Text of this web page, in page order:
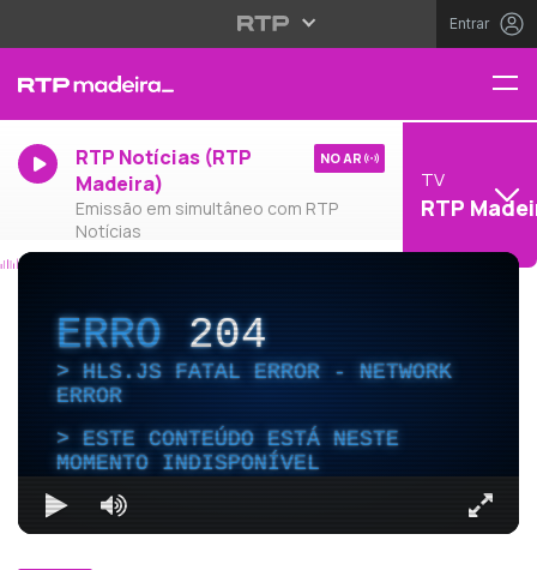
Entrar
RTP Notícias (RTP
Madeira)
Emissão em simultâneo com RTP
Notícias
NO AR
TV
RTP
ERRO204
HLS.JS FATAL ERROR - NETWORK
ERROR
ESTE CONTEÚDO ESTÁ NESTE
MOMENTO INDISPONÍVEL